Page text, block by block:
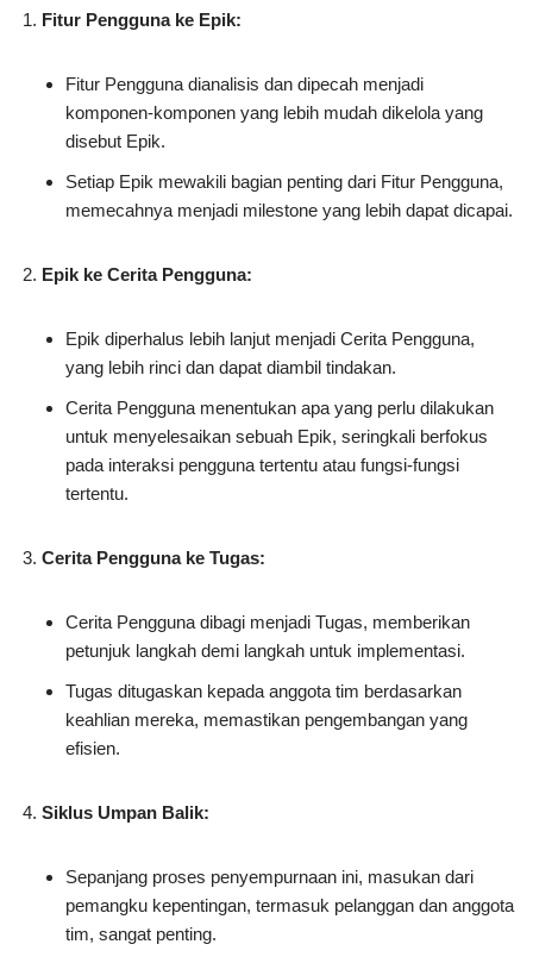
Fitur Pengguna ke Epik:
Fitur Pengguna dianalisis dan dipecah menjadi
komponen-komponen yang lebih mudah dikelola yang
disebut Epik.
Setiap Epik mewakili bagian penting dari Fitur Pengguna,
memecahnya menjadi milestone yang lebih dapat dicapai.
Epik ke Cerita Pengguna:
Epik diperhalus lebih lanjut menjadi Cerita Pengguna,
yang lebih rinci dan dapat diambil tindakan.
Cerita Pengguna menentukan apa yang perlu dilakukan
untuk menyelesaikan sebuah Epik, seringkali berfokus
pada interaksi pengguna tertentu atau fungsi-fungsi
tertentu.
Cerita Pengguna ke Tugas:
Cerita Pengguna dibagi menjadi Tugas, memberikan
petunjuk langkah demi langkah untuk implementasi.
Tugas ditugaskan kepada anggota tim berdasarkan
keahlian mereka, memastikan pengembangan yang
efisien.
Siklus Umpan Balik:
Sepanjang proses penyempurnaan ini, masukan dari
pemangku kepentingan, termasuk pelanggan dan anggota
tim, sangat penting.